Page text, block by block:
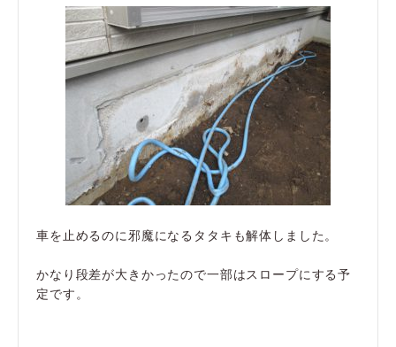
車を止めるのに邪魔になるタタキも解体しました。
かなり段差が大きかったので一部はスロープにする予
定です。